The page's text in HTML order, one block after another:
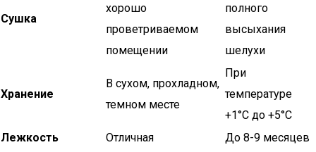
Сушка
хорошо
проветриваемом
помещении
полного
высыхания
шелухи
Хранение
В сухом, прохладном,
темном месте
При
температуре
+1°C до +5°C
Лежкость
Отличная
До 8-9 месяцев